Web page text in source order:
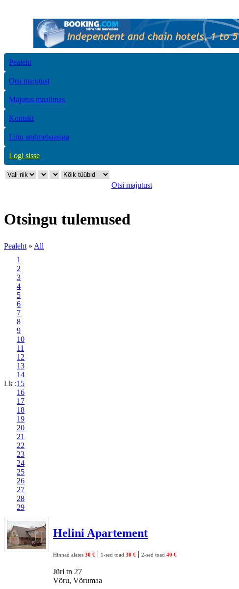
Pealeht
Otsi majutust
Majutus maailmas
Kontakt
Liitu andmebaasiga
Logi sisse
Otsi majutust
Otsingu tulemused
Pealeht » All
Lk :
1
2
3
4
5
6
7
8
9
10
11
12
13
14
15
16
17
18
19
20
21
22
23
24
25
26
27
28
29
Helini Apartement
Hinnad alates 30 € | 1-sed toad 30 € | 2-sed toad 40 €
Jüri tn 27
Võru, Võrumaa